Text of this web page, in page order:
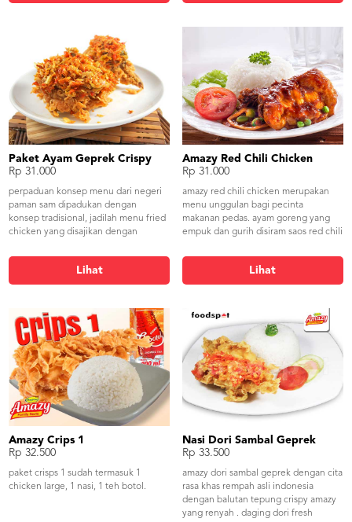
ayamnya yang gurih sangat terasa
Paket Ayam Geprek Crispy
Rp 31.000
perpaduan konsep menu dari negeri
paman sam dipadukan dengan
konsep tradisional, jadilah menu fried
chicken yang disajikan dengan
langsung oleh tangan terampil dari
team amazy. bagi anda penyuka rasa
yang super pedas, menu ayam geprek
sensasi pedas cabe asli indonesia.
Lihat
Amazy Red Chili Chicken
Rp 31.000
amazy red chili chicken merupakan
menu unggulan bagi pecinta
makanan pedas. ayam goreng yang
empuk dan gurih disiram saos red chili
membuat makanan ini sangat lezat
Lihat
Amazy Crips 1
Rp 32.500
paket crisps 1 sudah termasuk 1
chicken large, 1 nasi, 1 teh botol.
Nasi Dori Sambal Geprek
Rp 33.500
amazy dori sambal geprek dengan cita
rasa khas rempah asli indonesia
dengan balutan tepung crispy amazy
yang renyah . daging dori fresh